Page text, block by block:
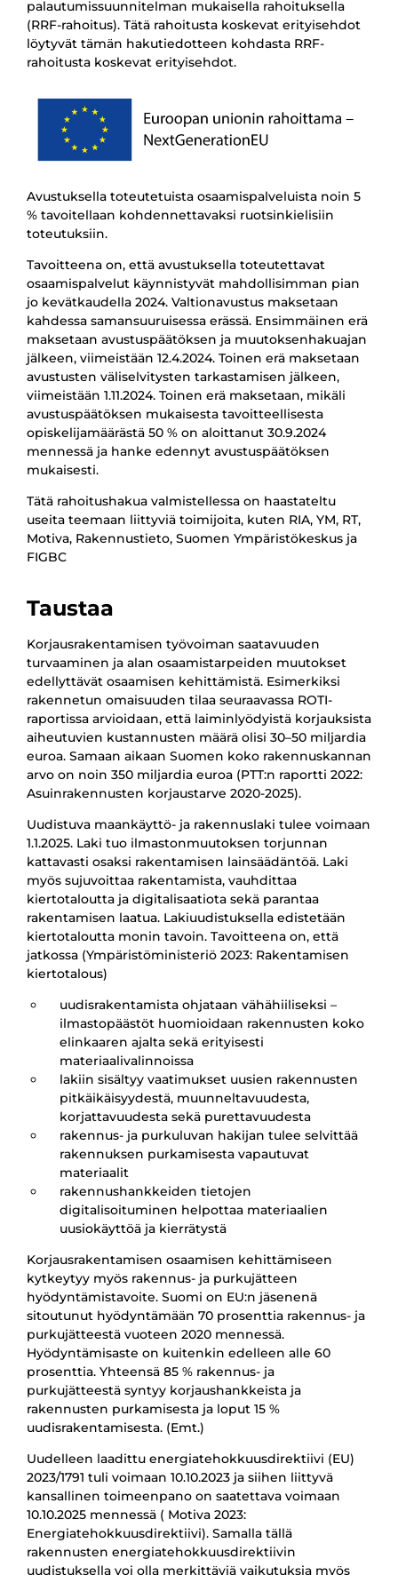
palautumissuunnitelman mukaisella rahoituksella
(RRF-rahoitus). Tätä rahoitusta koskevat erityisehdot
löytyvät tämän hakutiedotteen kohdasta RRF-
rahoitusta koskevat erityisehdot.
Avustuksella toteutetuista osaamispalveluista noin 5
% tavoitellaan kohdennettavaksi ruotsinkielisiin
toteutuksiin.
Tavoitteena on, että avustuksella toteutettavat
osaamispalvelut käynnistyvät mahdollisimman pian
jo kevätkaudella 2024. Valtionavustus maksetaan
kahdessa samansuuruisessa erässä. Ensimmäinen erä
maksetaan avustuspäätöksen ja muutoksenhakuajan
jälkeen, viimeistään 12.4.2024. Toinen erä maksetaan
avustusten väliselvitysten tarkastamisen jälkeen,
viimeistään 1.11.2024. Toinen erä maksetaan, mikäli
avustuspäätöksen mukaisesta tavoitteellisesta
opiskelijamäärästä 50 % on aloittanut 30.9.2024
mennessä ja hanke edennyt avustuspäätöksen
mukaisesti.
Tätä rahoitushakua valmistellessa on haastateltu
useita teemaan liittyviä toimijoita, kuten RIA, YM, RT,
Motiva, Rakennustieto, Suomen Ympäristökeskus ja
FIGBC
Taustaa
Korjausrakentamisen työvoiman saatavuuden
turvaaminen ja alan osaamistarpeiden muutokset
edellyttävät osaamisen kehittämistä. Esimerkiksi
rakennetun omaisuuden tilaa seuraavassa ROTI-
raportissa arvioidaan, että laiminlyödyistä korjauksista
aiheutuvien kustannusten määrä olisi 30–50 miljardia
euroa. Samaan aikaan Suomen koko rakennuskannan
arvo on noin 350 miljardia euroa (PTT:n raportti 2022:
Asuinrakennusten korjaustarve 2020-2025).
Uudistuva maankäyttö- ja rakennuslaki tulee voimaan
1.1.2025. Laki tuo ilmastonmuutoksen torjunnan
kattavasti osaksi rakentamisen lainsäädäntöä. Laki
myös sujuvoittaa rakentamista, vauhdittaa
kiertotaloutta ja digitalisaatiota sekä parantaa
rakentamisen laatua. Lakiuudistuksella edistetään
kiertotaloutta monin tavoin. Tavoitteena on, että
jatkossa (Ympäristöministeriö 2023: Rakentamisen
kiertotalous)
uudisrakentamista ohjataan vähähiiliseksi –
ilmastopäästöt huomioidaan rakennusten koko
elinkaaren ajalta sekä erityisesti
materiaalivalinnoissa
lakiin sisältyy vaatimukset uusien rakennusten
pitkäikäisyydestä, muunneltavuudesta,
korjattavuudesta sekä purettavuudesta
rakennus- ja purkuluvan hakijan tulee selvittää
rakennuksen purkamisesta vapautuvat
materiaalit
rakennushankkeiden tietojen
digitalisoituminen helpottaa materiaalien
uusiokäyttöä ja kierrätystä
Korjausrakentamisen osaamisen kehittämiseen
kytkeytyy myös rakennus- ja purkujätteen
hyödyntämistavoite. Suomi on EU:n jäsenenä
sitoutunut hyödyntämään 70 prosenttia rakennus- ja
purkujätteestä vuoteen 2020 mennessä.
Hyödyntämisaste on kuitenkin edelleen alle 60
prosenttia. Yhteensä 85 % rakennus- ja
purkujätteestä syntyy korjaushankkeista ja
rakennusten purkamisesta ja loput 15 %
uudisrakentamisesta. (Emt.)
Uudelleen laadittu energiatehokkuusdirektiivi (EU)
2023/1791 tuli voimaan 10.10.2023 ja siihen liittyvä
kansallinen toimeenpano on saatettava voimaan
10.10.2025 mennessä ( Motiva 2023:
Energiatehokkuusdirektiivi). Samalla tällä
rakennusten energiatehokkuusdirektiivin
uudistuksella voi olla merkittäviä vaikutuksia myös